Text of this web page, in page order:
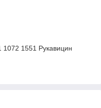
1551 Рукавицин